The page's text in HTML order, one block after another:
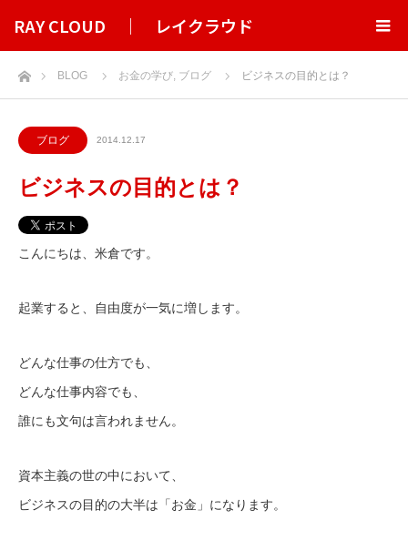
RAY CLOUD ｜ レイクラウド
ホームBLOG お金の学び, ブログ ビジネスの目的とは？
ブログ 2014.12.17
ビジネスの目的とは？
こんにちは、米倉です。
起業すると、自由度が一気に増します。
どんな仕事の仕方でも、
どんな仕事内容でも、
誰にも文句は言われません。
資本主義の世の中において、
ビジネスの目的の大半は「お金」になります。